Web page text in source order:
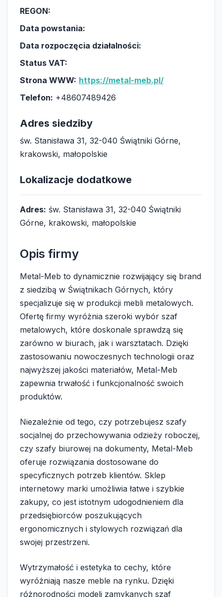
REGON:
Data powstania:
Data rozpoczęcia działalności:
Status VAT:
Strona WWW: https://metal-meb.pl/
Telefon: +48607489426
Adres siedziby
św. Stanisława 31, 32-040 Świątniki Górne,
krakowski, małopolskie
Lokalizacje dodatkowe
Adres: św. Stanisława 31, 32-040 Świątniki
Górne, krakowski, małopolskie
Opis firmy
Metal-Meb to dynamicznie rozwijający się brand
z siedzibą w Świątnikach Górnych, który
specjalizuje się w produkcji mebli metalowych.
Ofertę firmy wyróżnia szeroki wybór szaf
metalowych, które doskonale sprawdzą się
zarówno w biurach, jak i warsztatach. Dzięki
zastosowaniu nowoczesnych technologii oraz
najwyższej jakości materiałów, Metal-Meb
zapewnia trwałość i funkcjonalność swoich
produktów.
Niezależnie od tego, czy potrzebujesz szafy
socjalnej do przechowywania odzieży roboczej,
czy szafy biurowej na dokumenty, Metal-Meb
oferuje rozwiązania dostosowane do
specyficznych potrzeb klientów. Sklep
internetowy marki umożliwia łatwe i szybkie
zakupy, co jest istotnym udogodnieniem dla
przedsiębiorców poszukujących
ergonomicznych i stylowych rozwiązań dla
swojej przestrzeni.
Wytrzymałość i estetyka to cechy, które
wyróżniają nasze meble na rynku. Dzięki
różnorodności modeli zamykanych szaf